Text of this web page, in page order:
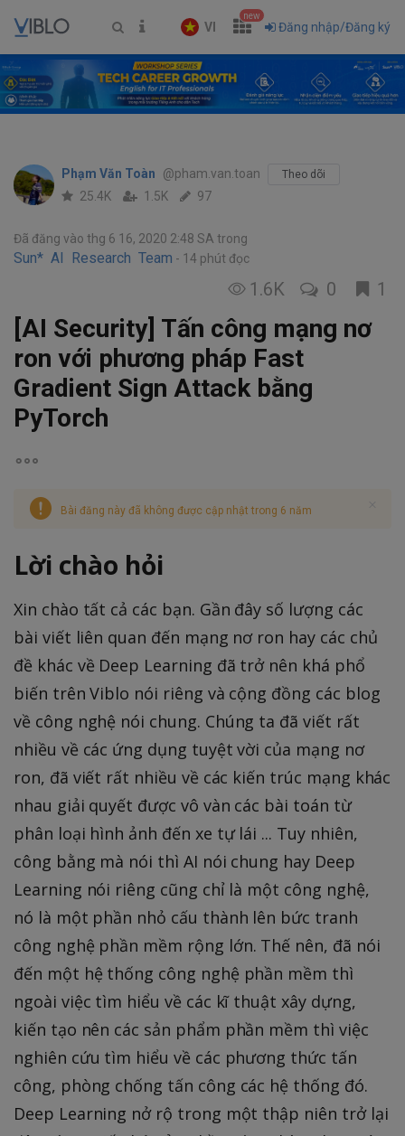
VI
new
Đăng nhập/Đăng ký
Phạm Văn Toàn @pham.van.toan Theo dõi
25.4K 1.5K 97
Đã đăng vào thg 6 16, 2020 2:48 SA trong
Sun* AI Research Team 14 phút đọc
1.6K 0 1
[AI Security] Tấn công mạng nơ
ron với phương pháp Fast
Gradient Sign Attack bằng
PyTorch
Bài đăng này đã không được cập nhật trong 6 năm
Lời chào hỏi
Xin chào tất cả các bạn. Gần đây số lượng các
bài viết liên quan đến mạng nơ ron hay các chủ
đề khác về Deep Learning đã trở nên khá phổ
biến trên Viblo nói riêng và cộng đồng các blog
về công nghệ nói chung. Chúng ta đã viết rất
nhiều về các ứng dụng tuyệt vời của mạng nơ
ron, đã viết rất nhiều về các kiến trúc mạng khác
nhau giải quyết được vô vàn các bài toán từ
phân loại hình ảnh đến xe tự lái ... Tuy nhiên,
công bằng mà nói thì AI nói chung hay Deep
Learning nói riêng cũng chỉ là một công nghệ,
nó là một phần nhỏ cấu thành lên bức tranh
công nghệ phần mềm rộng lớn. Thế nên, đã nói
đến một hệ thống công nghệ phần mềm thì
ngoài việc tìm hiểu về các kĩ thuật xây dựng,
kiến tạo nên các sản phẩm phần mềm thì việc
nghiên cứu tìm hiểu về các phương thức tấn
công, phòng chống tấn công các hệ thống đó.
Deep Learning nở rộ trong một thập niên trở lại